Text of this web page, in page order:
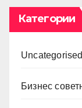
Категории
Uncategorised
Бизнес